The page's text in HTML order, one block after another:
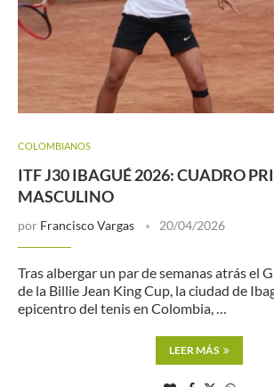
COLOMBIANOS
ITF J30 IBAGUÉ 2026: CUADRO
MASCULINO
por Francisco Vargas 20/04/2026
Tras albergar un par de semanas atrás el
de la Billie Jean King Cup, la ciudad de
epicentro del tenis en Colombia, …
LEER MÁS